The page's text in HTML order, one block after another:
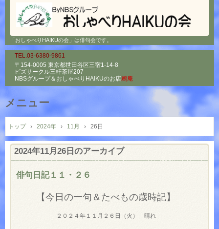
「おしゃべりHAIKUの会」は俳句会です。
TEL.03-6380-9861
〒154-0005 東京都世田谷区三宿1-14-8
ビズサークル三軒茶屋207
NBSグループ＆ おしゃべりHAIKUのお店鶫庵
メニュー
コ
ン
テ
ン
トップ › 2024年 › 11月 › 26日
2024年11月26日 のアーカイブ
俳句日記１１・２６
【今日の一句＆たべもの歳時記】
２０２４年１１月２６日（火） 晴れ